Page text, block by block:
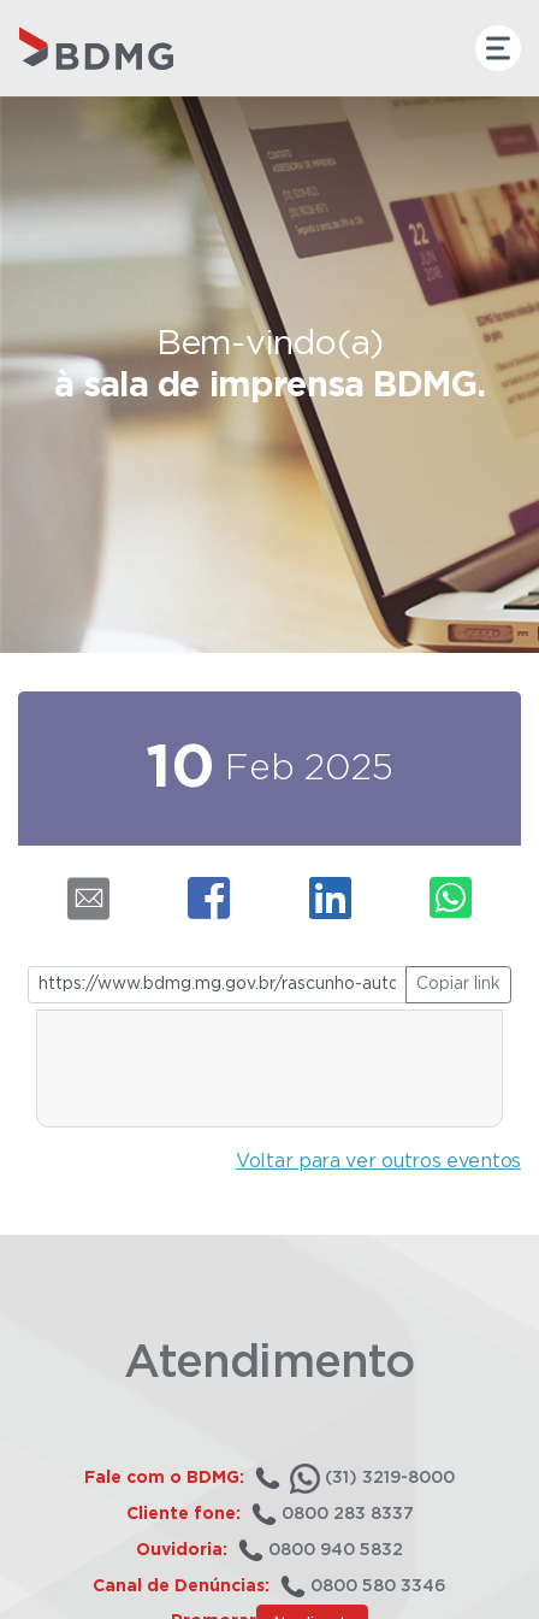
Bem-vindo(a)
à sala de imprensa BDMG.
10 Feb 2025
Copiar link
Voltar para ver outros eventos
Atendimento
Fale com o BDMG: (31) 3219-8000
Cliente fone: 0800 283 8337
Ouvidoria: 0800 940 5832
Canal de Denúncias: 0800 580 3346